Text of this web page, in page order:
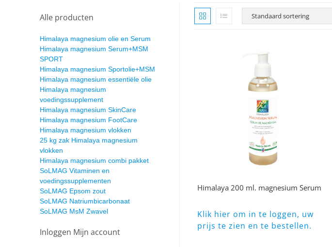
Himalaya 200 ml. magnesium Serum
Klik hier om in te loggen, uw
prijs te zien en te bestellen.
Alle producten
Himalaya magnesium olie en Serum
Himalaya magnesium Serum+MSM
SPORT
Himalaya magnesium Sportolie+MSM
Himalaya magnesium essentiële olie
Himalaya magnesium
voedingssupplement
Himalaya magnesium SkinCare
Himalaya magnesium FootCare
Himalaya magnesium vlokken
25 kg zak Himalaya magnesium
vlokken
Himalaya magnesium combi pakket
SoLMAG Vitaminen en
voedingssupplementen
SoLMAG Epsom zout
SoLMAG Natriumbicarbonaat
SoLMAG MsM Zwavel
Inloggen Mijn account